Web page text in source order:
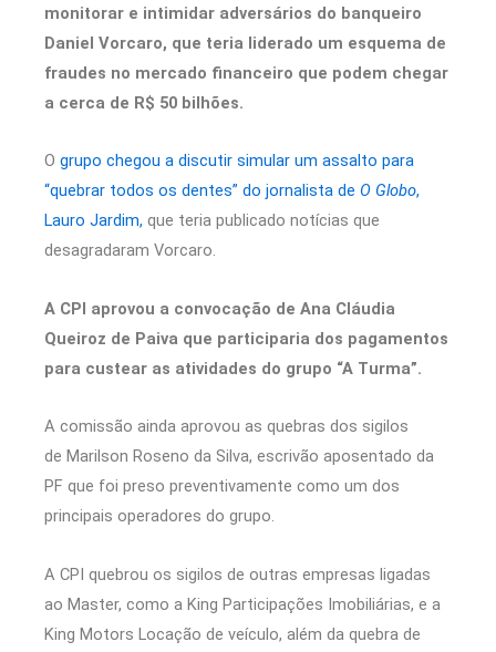
monitorar e intimidar adversários do banqueiro
Daniel Vorcaro, que teria liderado um esquema de
fraudes no mercado financeiro que podem chegar
a cerca de R$ 50 bilhões.
O grupo chegou a discutir simular um assalto para
“quebrar todos os dentes” do jornalista de O Globo,
Lauro Jardim, que teria publicado notícias que
desagradaram Vorcaro.
A CPI aprovou a convocação de Ana Cláudia
Queiroz de Paiva que participaria dos pagamentos
para custear as atividades do grupo “A Turma”.
A comissão ainda aprovou as quebras dos sigilos
de Marilson Roseno da Silva, escrivão aposentado da
PF que foi preso preventivamente como um dos
principais operadores do grupo.
A CPI quebrou os sigilos de outras empresas ligadas
ao Master, como a King Participações Imobiliárias, e a
King Motors Locação de veículo, além da quebra de